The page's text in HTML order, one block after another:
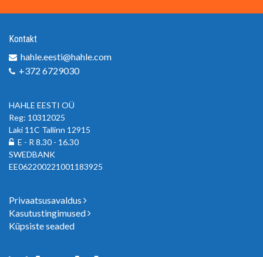
Kontakt
hahle.eesti@hahle.com
+372 6729030
HAHLE EESTI OÜ
Reg: 10312025
Laki 11C Tallinn 12915
E - R 8.30 - 16.30
SWEDBANK
EE062200221001183925
Privaatsusavaldus
Kasutustingimused
Küpsiste seaded